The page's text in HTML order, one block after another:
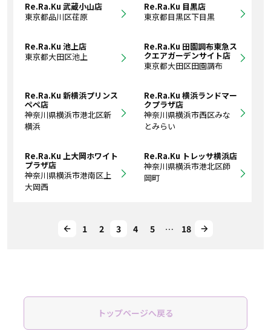
Re.Ra.Ku 武蔵小山店
東京都品川区荏原
Re.Ra.Ku 目黒店
東京都目黒区下目黒
Re.Ra.Ku 池上店
東京都大田区池上
Re.Ra.Ku 田園調布東急ス
クエアガーデンサイト店
東京都大田区田園調布
Re.Ra.Ku 新横浜プリンス
ペペ店
神奈川県横浜市港北区新
横浜
Re.Ra.Ku 横浜ランドマー
クプラザ店
神奈川県横浜市西区みな
とみらい
Re.Ra.Ku 上大岡ホワイト
プラザ店
神奈川県横浜市港南区上
大岡西
Re.Ra.Ku トレッサ横浜店
神奈川県横浜市港北区師
岡町
1 2 3 4 5 … 18
トップページへ戻る